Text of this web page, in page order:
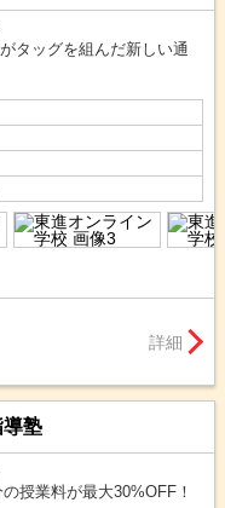
タッグを組んだ新しい通
詳細
導塾
授業料が最大30%OFF！